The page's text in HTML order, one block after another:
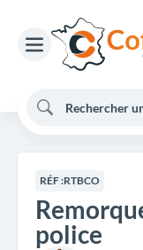
RÉF :RTBCO
police